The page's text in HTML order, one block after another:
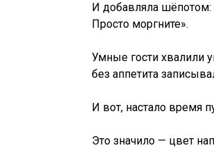
И добавляла шёпотом:
Просто моргните».
Умные гости хвалили
без аппетита
И вот, настало время
Это значило — цвет